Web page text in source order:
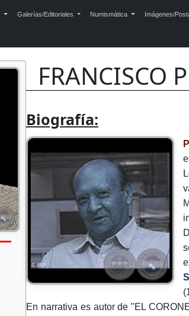
Galerías/Editoriales Numismática Imágenes/
FRANCISCO
Biografía:
En narrativa es autor de "EL